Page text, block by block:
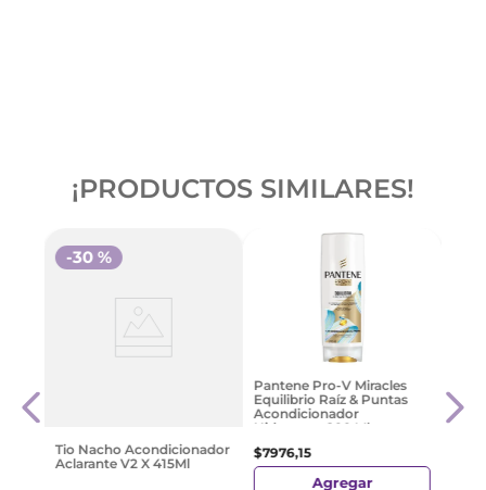
¡PRODUCTOS SIMILARES!
Tio Nacho Acondicionador
Aclarante V2 X 415Ml
-30 %
Pantene Pro-V Miracles
Equilibrio Raíz & Puntas
Acondicionador
Hidratante 200 Ml
$7976,15
Agregar
Ml